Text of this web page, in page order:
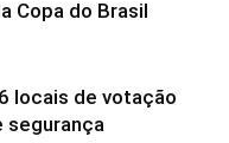
Copa do Brasil
locais de votação
segurança